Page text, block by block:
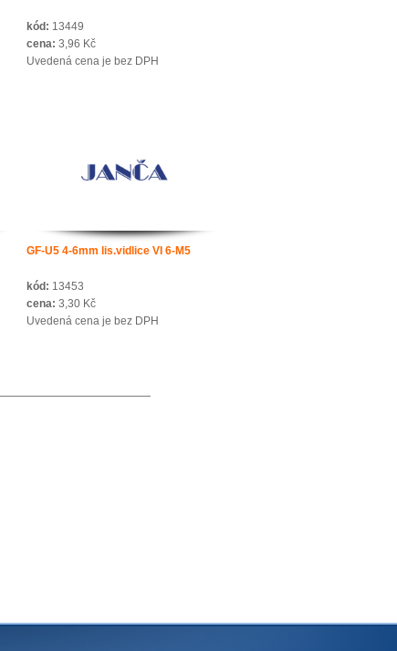
kód: 13449
cena: 3,96 Kč
Uvedená cena je bez DPH
GF-U5 4-6mm lis.vidlice VI 6-M5
kód: 13453
cena: 3,30 Kč
Uvedená cena je bez DPH